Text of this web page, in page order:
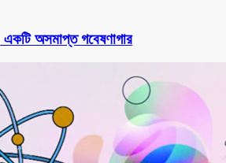
একটি অসমাপ্ত গবেষণাগার